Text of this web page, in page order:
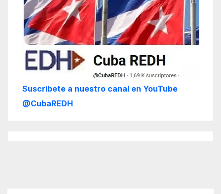
Suscríbete a nuestro canal en YouTube
@CubaREDH